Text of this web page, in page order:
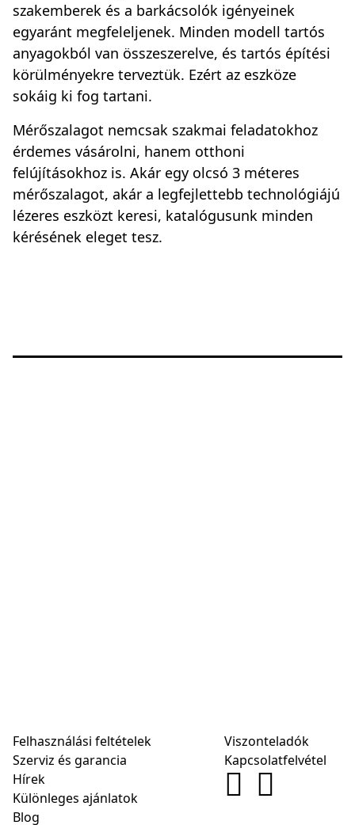
szakemberek és a barkácsolók igényeinek
egyaránt megfeleljenek. Minden modell tartós
anyagokból van összeszerelve, és tartós építési
körülményekre terveztük. Ezért az eszköze
sokáig ki fog tartani.
Mérőszalagot nemcsak szakmai feladatokhoz
érdemes vásárolni, hanem otthoni
felújításokhoz is. Akár egy olcsó 3 méteres
mérőszalagot, akár a legfejlettebb technológiájú
lézeres eszközt keresi, katalógusunk minden
kérésének eleget tesz.
Felhasználási feltételek
Szerviz és garancia
Hírek
Különleges ajánlatok
Blog
Viszonteladók
Kapcsolatfelvétel